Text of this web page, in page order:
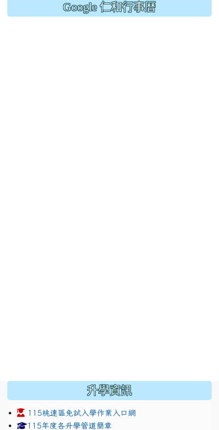
Google 仁和行事曆
升學資訊
115桃連區免試入學作業入口網
link to https://www.jhjhs.tyc.edu.tw/modules/
115年度各升學管道簡章